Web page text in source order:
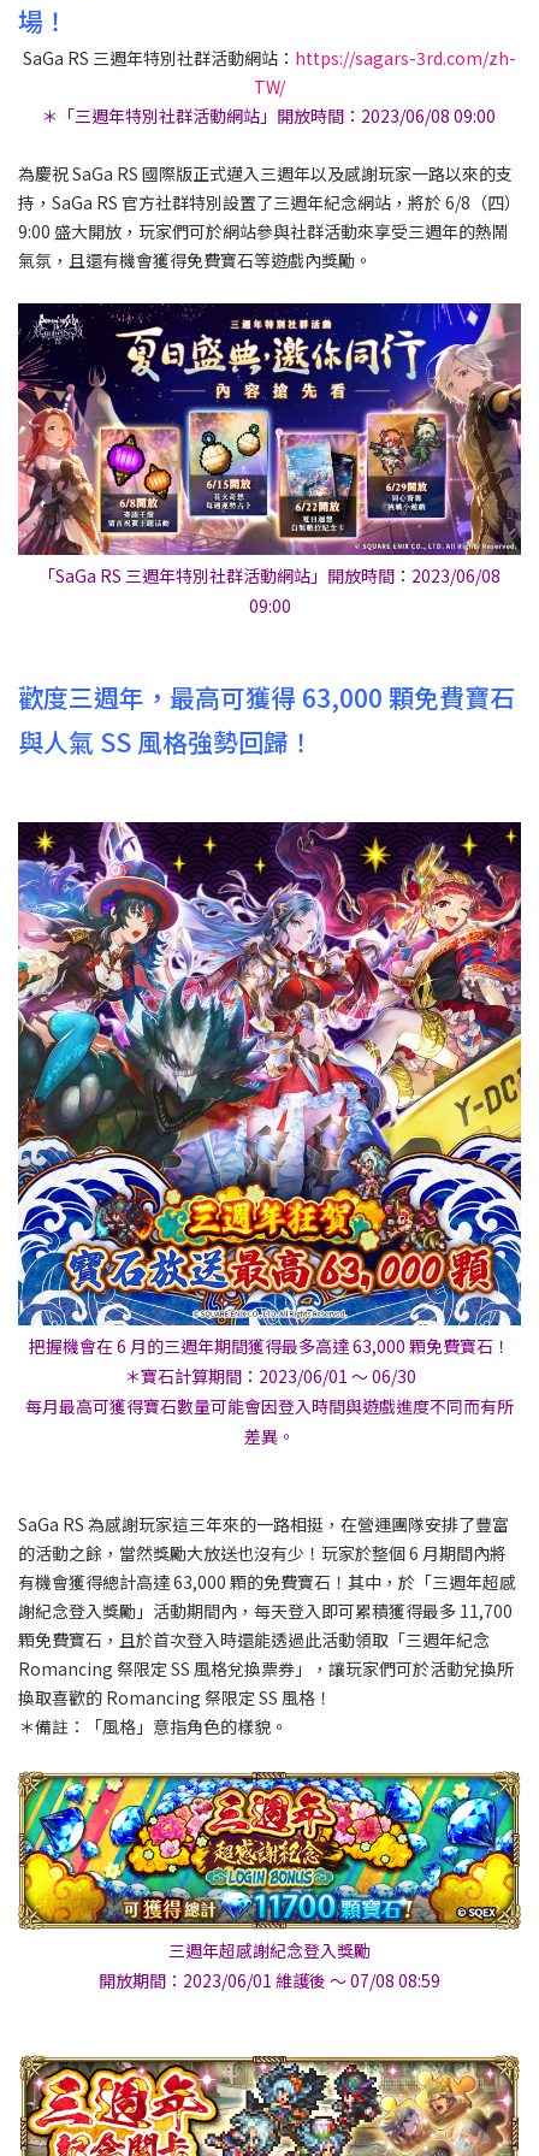
場！
SaGa RS 三週年特別社群活動網站： https://sagars-3rd.com/zh-
TW/
＊「三週年特別社群活動網站」開放時間：2023/06/08 09:00 ​​
為慶祝 SaGa RS 國際版正式邁入三週年以及感謝玩家一路以來的支
持，SaGa RS 官方社群特別設置了三週年紀念網站，將於 6/8（四）
9:00 盛大開放，玩家們可於網站參與社群活動來享受三週年的熱鬧
氣氛，且還有機會獲得免費寶石等遊戲內獎勵。
「SaGa RS 三週年特別社群活動網站」開放時間：2023/06/08
09:00
歡度三週年，最高可獲得 63,000 顆免費寶石
與人氣 SS 風格強勢回歸！
把握機會在 6 月的三週年期間獲得最多高達 63,000 顆免費寶石！
＊寶石計算期間：2023/06/01 ～ 06/30
每月最高可獲得寶石數量可能會因登入時間與遊戲進度不同而有所
差異​​。​​
SaGa RS 為感謝玩家這三年來的一路相挺，在營運團隊安排了豐富
的活動之餘，當然獎勵大放送也沒有少！玩家於整個 6 月期間內將
有機會獲得總計高達 63,000 顆的免費寶石！其中，於「三週年超感
謝紀念登入獎勵」活動期間內，每天登入即可累積獲得最多 11,700
顆免費寶石，且於首次登入時還能透過此活動領取「三週年紀念
Romancing 祭限定 SS 風格兌換票券」，讓玩家們可於活動兌換所
換取喜歡的 Romancing 祭限定 SS 風格！
＊備註：「風格」意指角色的樣貌。
三週年超感謝紀念登入獎勵
開放期間：2023/06/01 維護後 ～ 07/08 08:59​​